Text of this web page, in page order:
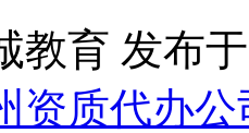
教育 发布
资质代办公